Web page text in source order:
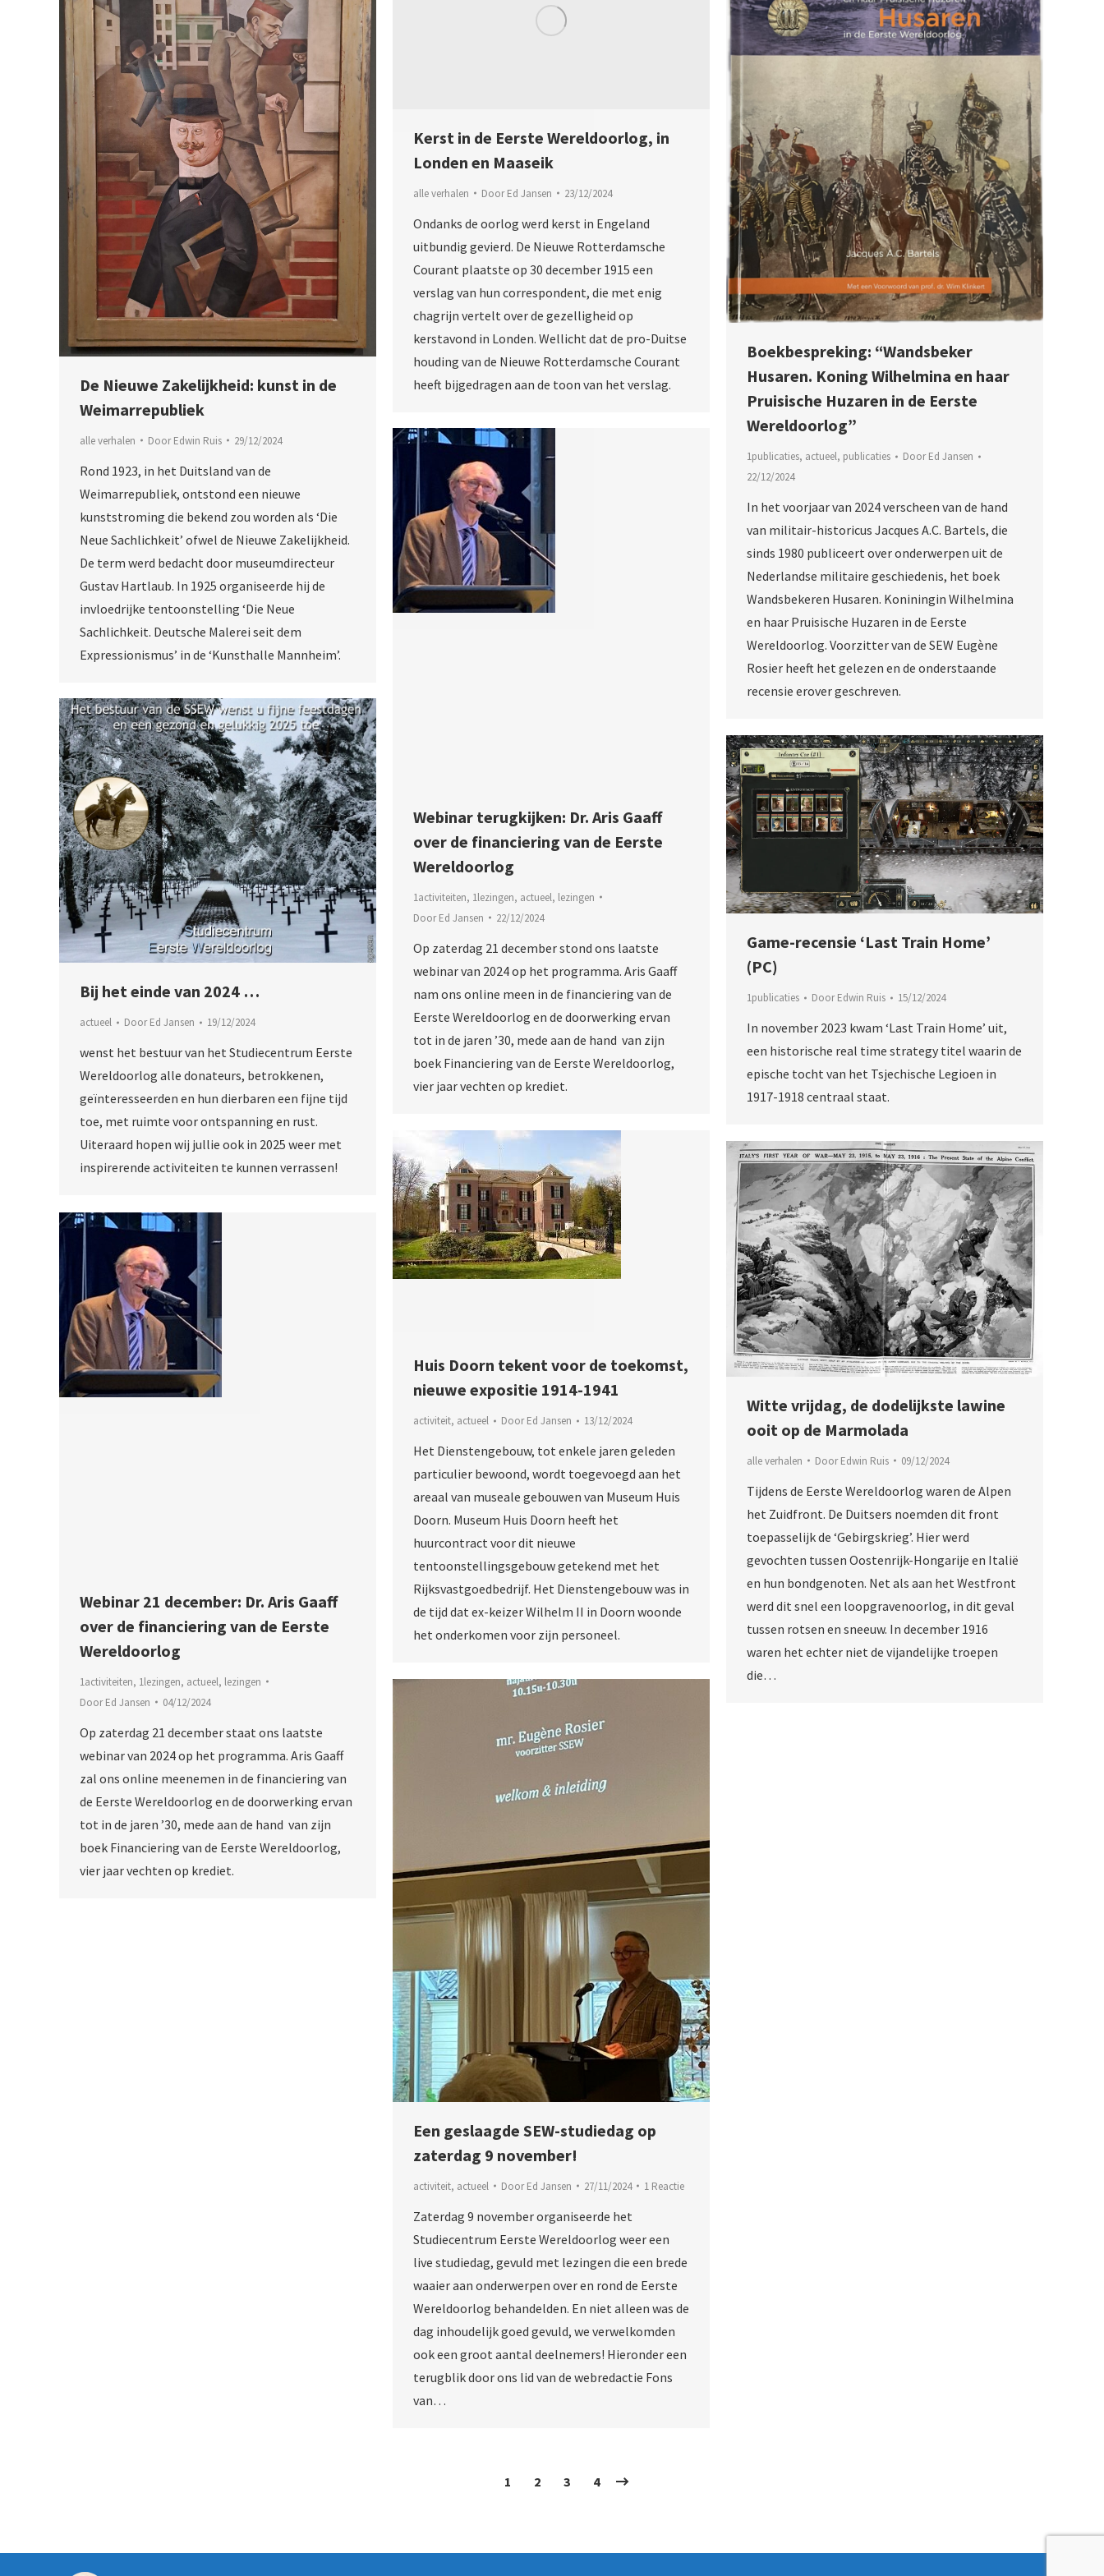
De Nieuwe Zakelijkheid: kunst in de
Weimarrepubliek
alle verhalen DoorEdwin Ruis 29/12/2024
Rond 1923, in het Duitsland van de
Weimarrepubliek, ontstond een nieuwe
kunststroming die bekend zou worden als ‘Die
Neue Sachlichkeit’ ofwel de Nieuwe Zakelijkheid.
De term werd bedacht door museumdirecteur
Gustav Hartlaub. In 1925 organiseerde hij de
invloedrijke tentoonstelling ‘Die Neue
Sachlichkeit. Deutsche Malerei seit dem
Expressionismus’ in de ‘Kunsthalle Mannheim’.
Kerst in de Eerste Wereldoorlog, in
Londen en Maaseik
alle verhalen DoorEd Jansen 23/12/2024
Ondanks de oorlog werd kerst in Engeland
uitbundig gevierd. De Nieuwe Rotterdamsche
Courant plaatste op 30 december 1915 een
verslag van hun correspondent, die met enig
chagrijn vertelt over de gezelligheid op
kerstavond in Londen. Wellicht dat de pro-Duitse
houding van de Nieuwe Rotterdamsche Courant
heeft bijgedragen aan de toon van het verslag.
Boekbespreking: “Wandsbeker
Husaren. Koning Wilhelmina en haar
Pruisische Huzaren in de Eerste
Wereldoorlog”
1publicaties, actueel, publicaties DoorEd Jansen
22/12/2024
In het voorjaar van 2024 verscheen van de hand
van militair-historicus Jacques A.C. Bartels, die
sinds 1980 publiceert over onderwerpen uit de
Nederlandse militaire geschiedenis, het boek
Wandsbekeren Husaren. Koniningin Wilhelmina
en haar Pruisische Huzaren in de Eerste
Wereldoorlog. Voorzitter van de SEW Eugène
Rosier heeft het gelezen en de onderstaande
recensie erover geschreven.
Webinar terugkijken: Dr. Aris Gaaff
over de financiering van de Eerste
Wereldoorlog
1activiteiten, 1lezingen, actueel, lezingen
DoorEd Jansen 22/12/2024
Op zaterdag 21 december stond ons laatste
webinar van 2024 op het programma. Aris Gaaff
nam ons online meen in de financiering van de
Eerste Wereldoorlog en de doorwerking ervan
tot in de jaren ’30, mede aan de hand van zijn
boek Financiering van de Eerste Wereldoorlog,
vier jaar vechten op krediet.
Bij het einde van 2024 …
actueel DoorEd Jansen 19/12/2024
wenst het bestuur van het Studiecentrum Eerste
Wereldoorlog alle donateurs, betrokkenen,
geïnteresseerden en hun dierbaren een fijne tijd
toe, met ruimte voor ontspanning en rust.
Uiteraard hopen wij jullie ook in 2025 weer met
inspirerende activiteiten te kunnen verrassen!
Game-recensie ‘Last Train Home’
(PC)
1publicaties DoorEdwin Ruis 15/12/2024
In november 2023 kwam ‘Last Train Home’ uit,
een historische real time strategy titel waarin de
epische tocht van het Tsjechische Legioen in
1917-1918 centraal staat.
Huis Doorn tekent voor de toekomst,
nieuwe expositie 1914-1941
activiteit, actueel DoorEd Jansen 13/12/2024
Het Dienstengebouw, tot enkele jaren geleden
particulier bewoond, wordt toegevoegd aan het
areaal van museale gebouwen van Museum Huis
Doorn. Museum Huis Doorn heeft het
huurcontract voor dit nieuwe
tentoonstellingsgebouw getekend met het
Rijksvastgoedbedrijf. Het Dienstengebouw was in
de tijd dat ex-keizer Wilhelm II in Doorn woonde
het onderkomen voor zijn personeel.
Witte vrijdag, de dodelijkste lawine
ooit op de Marmolada
alle verhalen DoorEdwin Ruis 09/12/2024
Tijdens de Eerste Wereldoorlog waren de Alpen
het Zuidfront. De Duitsers noemden dit front
toepasselijk de ‘Gebirgskrieg’. Hier werd
gevochten tussen Oostenrijk-Hongarije en Italië
en hun bondgenoten. Net als aan het Westfront
werd dit snel een loopgravenoorlog, in dit geval
tussen rotsen en sneeuw. In december 1916
waren het echter niet de vijandelijke troepen
die…
Webinar 21 december: Dr. Aris Gaaff
over de financiering van de Eerste
Wereldoorlog
1activiteiten, 1lezingen, actueel, lezingen
DoorEd Jansen 04/12/2024
Op zaterdag 21 december staat ons laatste
webinar van 2024 op het programma. Aris Gaaff
zal ons online meenemen in de financiering van
de Eerste Wereldoorlog en de doorwerking ervan
tot in de jaren ’30, mede aan de hand van zijn
boek Financiering van de Eerste Wereldoorlog,
vier jaar vechten op krediet.
Een geslaagde SEW-studiedag op
zaterdag 9 november!
activiteit, actueel DoorEd Jansen 27/11/2024 1 Reactie
Zaterdag 9 november organiseerde het
Studiecentrum Eerste Wereldoorlog weer een
live studiedag, gevuld met lezingen die een brede
waaier aan onderwerpen over en rond de Eerste
Wereldoorlog behandelden. En niet alleen was de
dag inhoudelijk goed gevuld, we verwelkomden
ook een groot aantal deelnemers! Hieronder een
terugblik door ons lid van de webredactie Fons
van…
1 2 3 4